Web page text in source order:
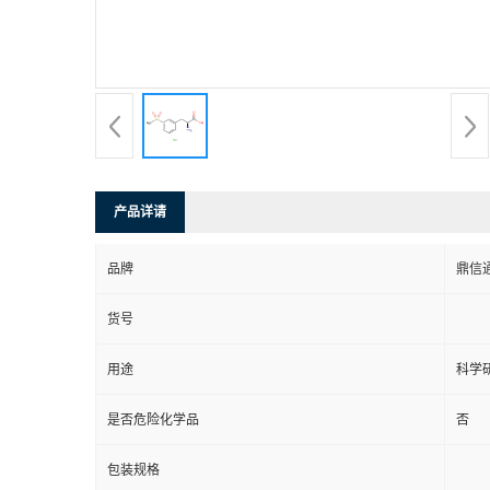
产品详请
品牌 鼎信
货号
用途 科学
是否危险化学品 否
包装规格